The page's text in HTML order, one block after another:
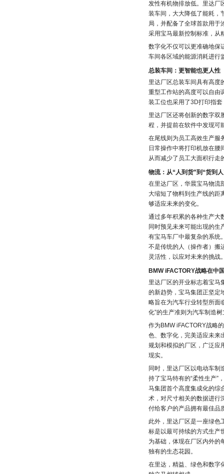
发性有机物排放低。里达厂
装车间，大大降低了能耗，
局，并配备了全球首款用于
采用宝马最新控制标准，从
数字化不仅可以更准确地保
车间各区域的能源消耗进行
总装车间：更智能也更人性
里达厂区总装车间具有高度
重型工作站的高度可以自由
装工位也采用了3D打印指
里达厂区还将创新的数字双
程，并提前在软件中发现可
在尾线则为员工高效生产服
日常操作中将打印机放在腰
从而减少了员工大面积行走
物流：从“人到货”到“货到
在里达厂区，华晨宝马物流
大缩短了物料到生产线的距
够适应未来的变化。
通过多年积累的各种生产大
同时预见未来可能出现的生
有宝马车厂中最复杂的系统
不是传统的人（操作者）搬
灵活性，以应对未来的挑战
BMW iFACTORY战略在中
里达厂区的开业标志着宝马
的新趋势，宝马集团正坚定
略旨在为汽车行业转型所面
化”的生产准则为汽车制造
作为BMW iFACTORY战略
色、数字化，完美适应未来
规划和模拟的厂区，广泛应
现实。
同时，里达厂区以电动车
持了宝马特有的“柔性生产”
马集团首个高度集成化的综
术，对尺寸相关的数据进行
付给客户的产品拥有最佳品
此外，里达厂区是一座绿色
标是以最可持续的方式生产
为基础，体现在厂区内外的
独有的生态花园。
在里达，精益、绿色和数字